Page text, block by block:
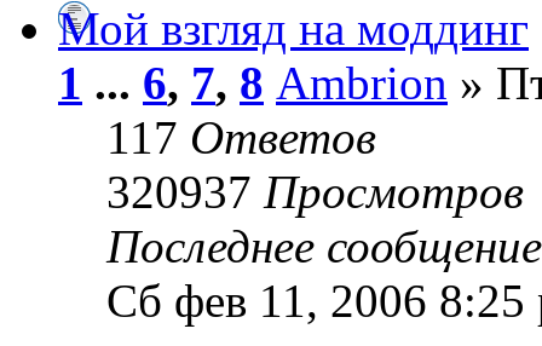
Мой взгляд на моддинг
1 ... 6, 7, 8 Ambrion »
117 Ответов
320937 Просмотров
Последнее
Сб фев 11, 2006 8:25